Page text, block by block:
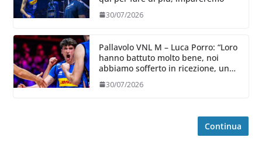
30/07/2026
Pallavolo VNL M – Luca Porro: “Loro
hanno battuto molto bene, noi
abbiamo sofferto in ricezione, uno
spunto su cui lavorare e migliorare”
30/07/2026
Continua